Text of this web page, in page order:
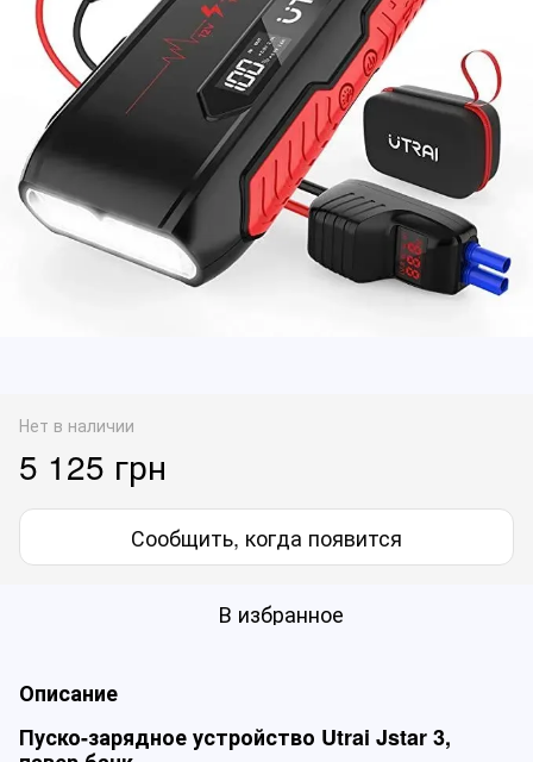
Нет в наличии
5 125 грн
Сообщить, когда появится
В избранное
Описание
Пуско-зарядное устройство Utrai Jstar 3,